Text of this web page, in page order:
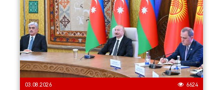
03.08.2026 6624